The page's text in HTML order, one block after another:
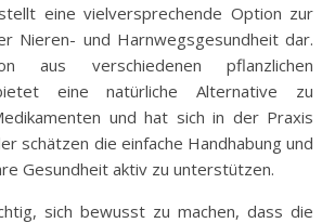
eine vielversprechende Option zur
Nieren- und Harnwegsgesundheit dar.
aus verschiedenen pflanzlichen
eine natürliche Alternative zu
und hat sich in der Praxis
schätzen die einfache Handhabung und
Gesundheit aktiv zu unterstützen.
sich bewusst zu machen, dass die